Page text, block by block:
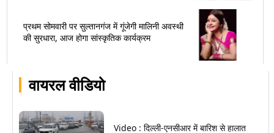
वायरल वीडियो
Video : दिल्ली-एनसीआर में बारिश से हालात
प्रथम सोमवारी पर सुल्तानगंज में गूंजेगी मालिनी अवस्थी
की सुरधारा, आज होगा सांस्कृतिक कार्यक्रम